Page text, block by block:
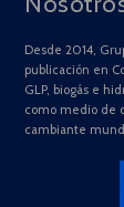
Desde 2014,
publicación en
GLP, biogás e
como medio de
cambiante